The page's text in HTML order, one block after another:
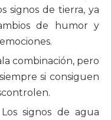
signos de tierra, ya
de humor y
combinación, pero
si consiguen
signos de agua